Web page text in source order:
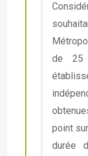
de 25
point
durée